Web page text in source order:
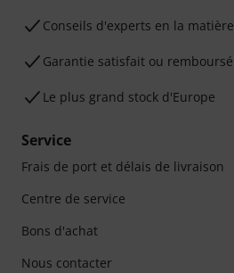
Conseils d'experts en la matière
Garantie satisfait ou remboursé
Le plus grand stock d'Europe
Service
Frais de port et délais de livraison
Centre de service
Bons d'achat
Nous contacter